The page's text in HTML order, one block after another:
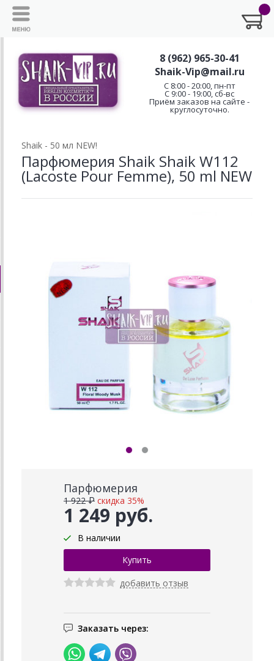
8 (962) 965-30-41
Shaik-Vip@mail.ru
C 8:00 - 20:00, пн-пт
С 9:00 - 19:00, сб-вс
Приём заказов на сайте -
круглосуточно.
Shaik - 50 мл NEW!
Парфюмерия Shaik Shaik W112
(Lacoste Pour Femme), 50 ml NEW
Парфюмерия
1 249 руб.
1 922 ₽ скидка 35%
В наличии
добавить отзыв
Заказать через: